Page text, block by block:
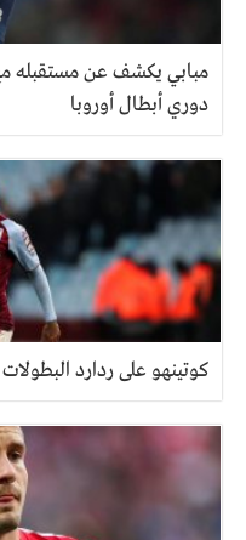
مبابي يكشف عن مستقبله
دوري أبطال أوروبا
كوتينهو على ردارد البطولات